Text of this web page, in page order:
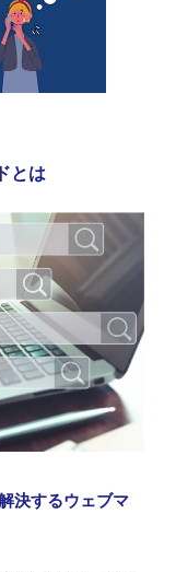
とは
決するウェブマ